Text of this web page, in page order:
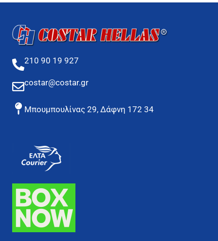
210 90 19 927
costar@costar.gr
Μπουμπουλίνας 29, Δάφνη 172 34